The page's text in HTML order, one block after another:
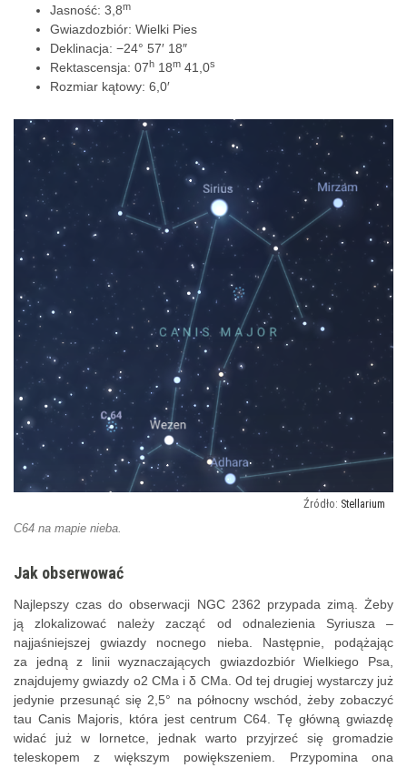
Jasność: 3,8m
Gwiazdozbiór: Wielki Pies
Deklinacja: −24° 57′ 18″
Rektascensja: 07h 18m 41,0s
Rozmiar kątowy: 6,0′
Stellarium
C64 na mapie nieba.
Jak obserwować
Najlepszy czas do obserwacji NGC 2362 przypada zimą. Żeby
ją zlokalizować należy zacząć od odnalezienia Syriusza –
najjaśniejszej gwiazdy nocnego nieba. Następnie, podążając
za jedną z linii wyznaczających gwiazdozbiór Wielkiego Psa,
znajdujemy gwiazdy ο2 CMa i δ CMa. Od tej drugiej wystarczy już
jedynie przesunąć się 2,5° na północny wschód, żeby zobaczyć
tau Canis Majoris, która jest centrum C64. Tę główną gwiazdę
widać już w lornetce, jednak warto przyjrzeć się gromadzie
teleskopem z większym powiększeniem. Przypomina ona